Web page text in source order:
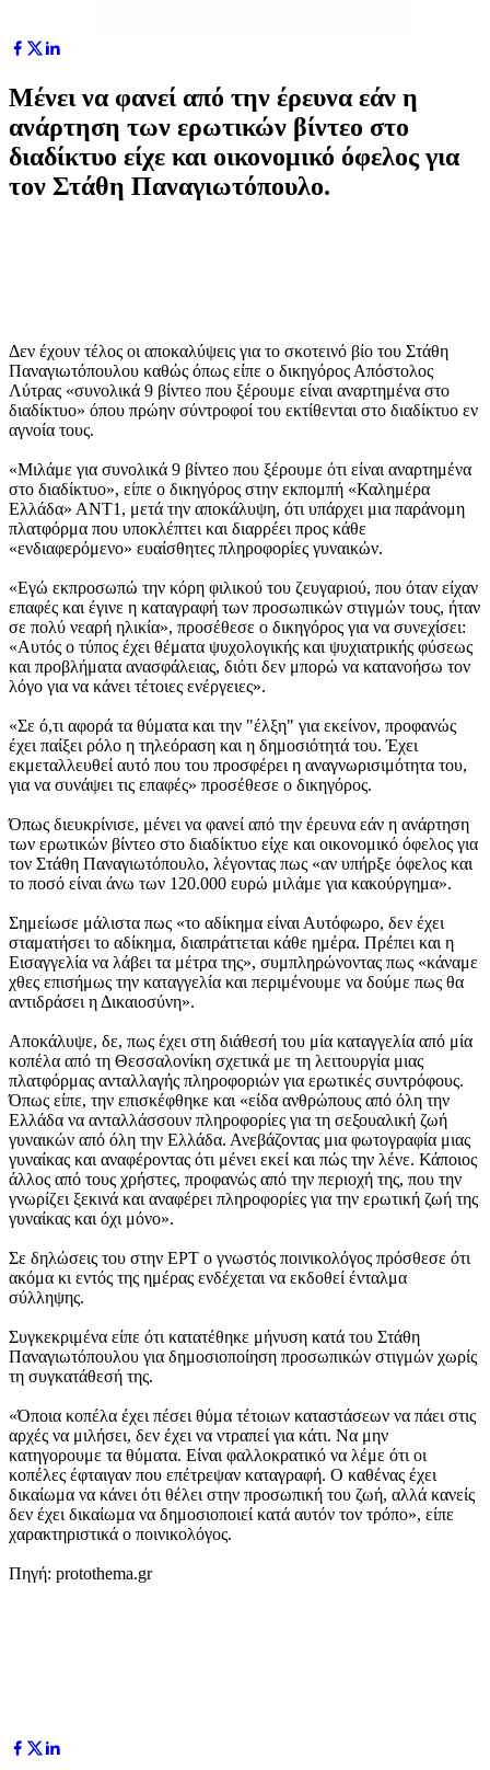
Mένει να φανεί από την έρευνα εάν η
ανάρτηση των ερωτικών βίντεο στο
διαδίκτυο είχε και οικονομικό όφελος για
τον Στάθη Παναγιωτόπουλο.
Δεν έχουν τέλος οι αποκαλύψεις για το σκοτεινό βίο του Στάθη
Παναγιωτόπουλου καθώς όπως είπε ο δικηγόρος Απόστολος
Λύτρας «συνολικά 9 βίντεο που ξέρουμε είναι αναρτημένα στο
διαδίκτυο» όπου πρώην σύντροφοί του εκτίθενται στο διαδίκτυο εν
αγνοία τους.
«Μιλάμε για συνολικά 9 βίντεο που ξέρουμε ότι είναι αναρτημένα
στο διαδίκτυο», είπε ο δικηγόρος στην εκπομπή «Καλημέρα
Ελλάδα» ΑΝΤ1, μετά την αποκάλυψη, ότι υπάρχει μια παράνομη
πλατφόρμα που υποκλέπτει και διαρρέει προς κάθε
«ενδιαφερόμενο» ευαίσθητες πληροφορίες γυναικών.
«Εγώ εκπροσωπώ την κόρη φιλικού του ζευγαριού, που όταν είχαν
επαφές και έγινε η καταγραφή των προσωπικών στιγμών τους, ήταν
σε πολύ νεαρή ηλικία», προσέθεσε ο δικηγόρος για να συνεχίσει:
«Αυτός ο τύπος έχει θέματα ψυχολογικής και ψυχιατρικής φύσεως
και προβλήματα ανασφάλειας, διότι δεν μπορώ να κατανοήσω τον
λόγο για να κάνει τέτοιες ενέργειες».
«Σε ό,τι αφορά τα θύματα και την "έλξη" για εκείνον, προφανώς
έχει παίξει ρόλο η τηλεόραση και η δημοσιότητά του. Έχει
εκμεταλλευθεί αυτό που του προσφέρει η αναγνωρισιμότητα του,
για να συνάψει τις επαφές» προσέθεσε ο δικηγόρος.
Όπως διευκρίνισε, μένει να φανεί από την έρευνα εάν η ανάρτηση
των ερωτικών βίντεο στο διαδίκτυο είχε και οικονομικό όφελος για
τον Στάθη Παναγιωτόπουλο, λέγοντας πως «αν υπήρξε όφελος και
το ποσό είναι άνω των 120.000 ευρώ μιλάμε για κακούργημα».
Σημείωσε μάλιστα πως «το αδίκημα είναι Αυτόφωρο, δεν έχει
σταματήσει το αδίκημα, διαπράττεται κάθε ημέρα. Πρέπει και η
Εισαγγελία να λάβει τα μέτρα της», συμπληρώνοντας πως «κάναμε
χθες επισήμως την καταγγελία και περιμένουμε να δούμε πως θα
αντιδράσει η Δικαιοσύνη».
Αποκάλυψε, δε, πως έχει στη διάθεσή του μία καταγγελία από μία
κοπέλα από τη Θεσσαλονίκη σχετικά με τη λειτουργία μιας
πλατφόρμας ανταλλαγής πληροφοριών για ερωτικές συντρόφους.
Όπως είπε, την επισκέφθηκε και «είδα ανθρώπους από όλη την
Ελλάδα να ανταλλάσσουν πληροφορίες για τη σεξουαλική ζωή
γυναικών από όλη την Ελλάδα. Ανεβάζοντας μια φωτογραφία μιας
γυναίκας και αναφέροντας ότι μένει εκεί και πώς την λένε. Κάποιος
άλλος από τους χρήστες, προφανώς από την περιοχή της, που την
γνωρίζει ξεκινά και αναφέρει πληροφορίες για την ερωτική ζωή της
γυναίκας και όχι μόνο».
Σε δηλώσεις του στην ΕΡΤ ο γνωστός ποινικολόγος πρόσθεσε ότι
ακόμα κι εντός της ημέρας ενδέχεται να εκδοθεί ένταλμα
σύλληψης.
Συγκεκριμένα είπε ότι κατατέθηκε μήνυση κατά του Στάθη
Παναγιωτόπουλου για δημοσιοποίηση προσωπικών στιγμών χωρίς
τη συγκατάθεσή της.
«Όποια κοπέλα έχει πέσει θύμα τέτοιων καταστάσεων να πάει στις
αρχές να μιλήσει, δεν έχει να ντραπεί για κάτι. Να μην
κατηγορουμε τα θύματα. Είναι φαλλοκρατικό να λέμε ότι οι
κοπέλες έφταιγαν που επέτρεψαν καταγραφή. Ο καθένας έχει
δικαίωμα να κάνει ότι θέλει στην προσωπική του ζωή, αλλά κανείς
δεν έχει δικαίωμα να δημοσιοποιεί κατά αυτόν τον τρόπο», είπε
χαρακτηριστικά ο ποινικολόγος.
Πηγή: protothema.gr